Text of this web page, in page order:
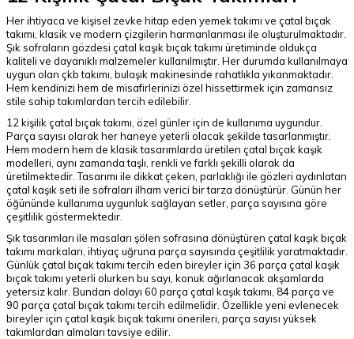
Her ihtiyaca ve kişisel zevke hitap eden yemek takımı ve çatal bıçak
takımı, klasik ve modern çizgilerin harmanlanması ile oluşturulmaktadır.
Şık sofraların gözdesi çatal kaşık bıçak takımı üretiminde oldukça
kaliteli ve dayanıklı malzemeler kullanılmıştır. Her durumda kullanılmaya
uygun olan çkb takımı, bulaşık makinesinde rahatlıkla yıkanmaktadır.
Hem kendinizi hem de misafirlerinizi özel hissettirmek için zamansız
stile sahip takımlardan tercih edilebilir.
12 kişilik çatal bıçak takımı, özel günler için de kullanıma uygundur.
Parça sayısı olarak her haneye yeterli olacak şekilde tasarlanmıştır.
Hem modern hem de klasik tasarımlarda üretilen çatal bıçak kaşık
modelleri, aynı zamanda taşlı, renkli ve farklı şekilli olarak da
üretilmektedir. Tasarımı ile dikkat çeken, parlaklığı ile gözleri aydınlatan
çatal kaşık seti ile sofraları ilham verici bir tarza dönüştürür. Günün her
öğününde kullanıma uygunluk sağlayan setler, parça sayısına göre
çeşitlilik göstermektedir.
Şık tasarımları ile masaları şölen sofrasına dönüştüren çatal kaşık bıçak
takımı markaları, ihtiyaç uğruna parça sayısında çeşitlilik yaratmaktadır.
Günlük çatal bıçak takımı tercih eden bireyler için 36 parça çatal kaşık
bıçak takımı yeterli olurken bu sayı, konuk ağırlanacak akşamlarda
yetersiz kalır. Bundan dolayı 60 parça çatal kaşık takımı, 84 parça ve
90 parça çatal bıçak takımı tercih edilmelidir. Özellikle yeni evlenecek
bireyler için çatal kaşık bıçak takımı önerileri, parça sayısı yüksek
takımlardan almaları tavsiye edilir.